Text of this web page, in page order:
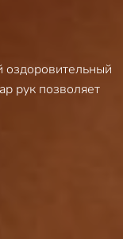
оздоровительный
рук позволяет